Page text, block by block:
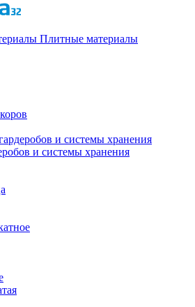
Плитные материалы
и системы хранения